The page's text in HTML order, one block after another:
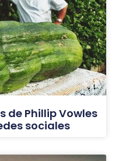
de Phillip Vowles
sociales